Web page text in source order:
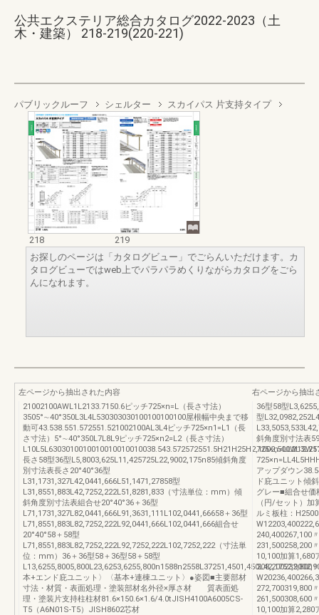
公共エクステリア総合カタログ2022-2023（土
木・建築） 218-219(220-221)
パブリックルーフ シェルター スカイパス 片支持タイプ
218
219
お探しのページは「カタログビュー」でごらんいただけます。カ
タログビューではweb上でパラパラめくりながらカタログをごら
んになれます。
左ページから抽出された内容
21002100AWL1L2133.7150.6ピッチ725×n=L（長さ寸法）
3505°∼40°350L3L4L530303030100100100100屋根幅中央まで移
動可43.538.551.572551.521002100AL3L4ピッチ725×n1=L1（長
さ寸法）5°∼40°350L7L8L9ピッチ725×n2=L2（長さ寸法）
長さ58型36型L5,8003,625L11,425725L22,9002,175n85傾斜角度
別寸法表長さ20°40°36型
L31,1731,327L42,0441,666L51,1471,27858型
L31,8551,883L42,7252,222L51,8281,833（寸法単位：mm）傾
斜角度別寸法表組合せ20°40°36＋36型
L71,1731,327L82,0441,666L91,3631,111L102,0441,66658＋36型
L71,8551,883L82,7252,222L92,0441,666L102,0441,666組合せ
20°40°58＋58型
L71,8551,883L82,7252,222L92,7252,222L102,7252,222（寸法単
位：mm）36＋36型58＋36型58＋58型
本+エンド庇ユニット〉〈基本+連棟ユニット〉●姿図■主要部材
寸法・材質・表面処理・塗装部材名外径×厚さ材 質表面処
理・塗装片支持柱柱材81.6×150.6×1.6/4.0tJISH4100A6005CS-
T5（A6N01S-T5）JISH8602芯材
右ページから抽出
36型58型
型
斜角度別寸法表
アップダウン
ド庇ユニット傾
グレー■組合せ価
（円/セット）
ルミ板柱：
240,400267,100
231,500258,200
10,100加算1,680
208,200232,800
272,700319,800
261,500308,600
10,100加算2,280